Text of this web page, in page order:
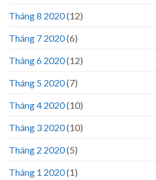
Tháng 8 2020(12)
Tháng 7 2020(6)
Tháng 6 2020(12)
Tháng 5 2020(7)
Tháng 4 2020(10)
Tháng 3 2020(10)
Tháng 2 2020(5)
Tháng 1 2020(1)